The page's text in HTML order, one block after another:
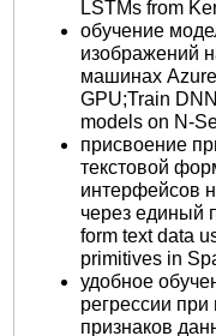
LSTMs from
обучение
изображений
машинах
GPU;Train
models on N-
присвоение
текстовой
интерфейсов
через единый
form text data
primitives in
удобное
регрессии
признаков